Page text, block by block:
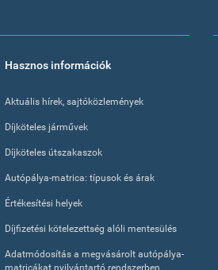
Hasznos információk
Aktuális hírek, sajtóközlemények
Díjköteles járművek
Díjköteles útszakaszok
Autópálya-matrica: típusok és árak
Értékesítési helyek
Díjfizetési kötelezettség alóli mentesülés
Adatmódosítás a megvásárolt autópálya-
matricákat nyilvántartó rendszerben